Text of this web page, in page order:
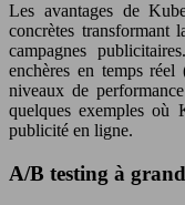
Les avantages de
concrètes transformant
campagnes
enchères en temps réel
niveaux de
quelques exemples où
publicité en ligne.
A/B testing à